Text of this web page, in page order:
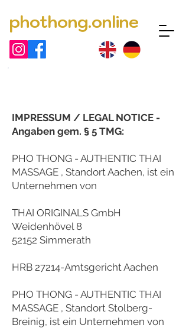
phothong.online
IMPRESSUM / LEGAL NOTICE -
Angaben gem. § 5 TMG:
PHO THONG - AUTHENTIC THAI
MASSAGE , Standort Aachen, ist ein
Unternehmen von
THAI ORIGINALS GmbH
Weidenhövel 8
52152 Simmerath
HRB 27214-Amtsgericht Aachen
PHO THONG - AUTHENTIC THAI
MASSAGE , Standort Stolberg-
Breinig, ist ein Unternehmen von